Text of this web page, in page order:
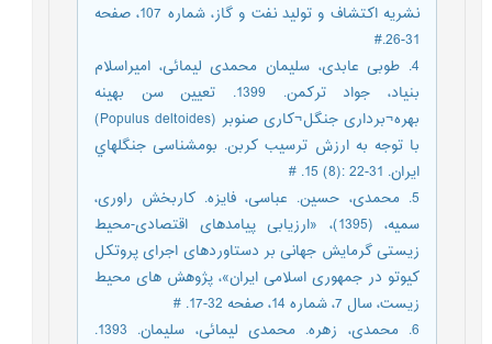
نشریه اکتشاف و تولید نفت و گاز، شماره 107، صفحه
31-26.#
4. طوبی عابدی، سلیمان محمدی لیمائی، امیراسلام
بنیاد، جواد ترکمن. 1399. تعیین سن بهینه
بهره¬برداری جنگل¬کاری صنوبر (Populus deltoides)
با توجه به ارزش ترسیب کربن. بومشناسی جنگلهاي
ایران. 31-22 :(8) 15. #
5. محمدی، حسین. عباسی، فایزه. کاربخش راوری،
سمیه، (1395)، «ارزیابی پیامدهای اقتصادی-محیط
زیستی گرمایش جهانی بر دستاوردهای اجرای پروتکل
کیوتو در جمهوری اسلامی ایران»، پژوهش های محیط
زیست، سال 7، شماره 14، صفحه 32-17. #
6. محمدی، زهره. محمدی لیمائی، سلیمان. 1393.